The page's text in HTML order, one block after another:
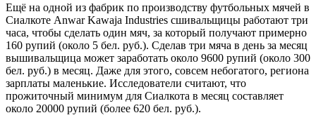
Ещё на одной из фабрик по производству футбольных мячей в
Сиалкоте Anwar Kawaja Industries сшивальщицы работают три
часа, чтобы сделать один мяч, за который получают примерно
160 рупий (около 5 бел. руб.). Сделав три мяча в день за месяц
вышивальщица может заработать около 9600 рупий (около 300
бел. руб.) в месяц. Даже для этого, совсем небогатого, региона
зарплаты маленькие. Исследователи считают, что
прожиточный минимум для Сиалкота в месяц составляет
около 20000 рупий (более 620 бел. руб.).